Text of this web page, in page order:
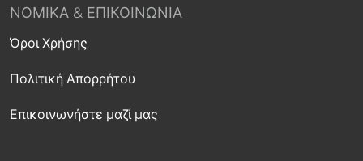
ΝΟΜΙΚΆ & ΕΠΙΚΟΙΝΩΝΊΑ
Όροι Χρήσης
Πολιτική Απορρήτου
Επικοινωνήστε μαζί μας